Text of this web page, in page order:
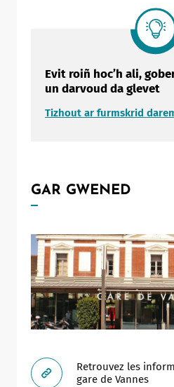
Evit roiñ hoc’h ali,
un darvoud da glevet
Tizhout ar furmskrid
GAR GWENED
Retrouvez les
gare de Vannes
ShareThis is